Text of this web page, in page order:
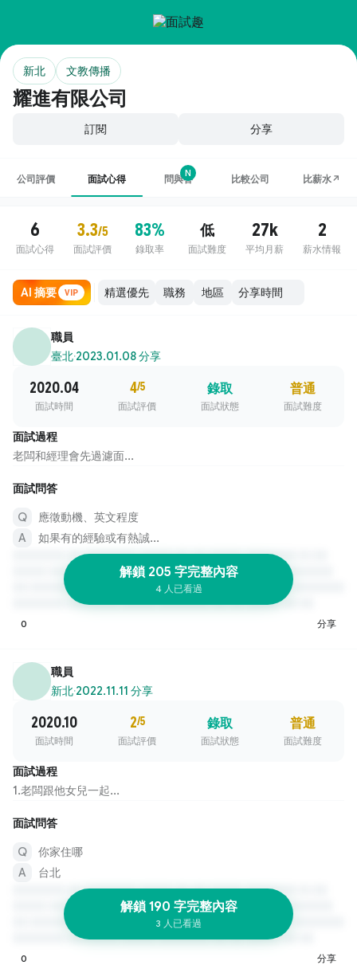
耀進有限公司
新北 文教傳播
訂閱 分享
公司評價 面試心得 問與答
N
比較公司 比薪水↗
6
面試心得
3.3/5
面試評價
83%
錄取率
低
面試難度
27k
平均月薪
2
薪水情報
AI 摘要 VIP 職務 地區
職員
臺北·2023.01.08 分享
2020.04
面試時間
4/5
面試評價
錄取
面試狀態
普通
面試難度
面試過程
老闆和經理會先過濾面...
面試問答
應徵動機、英文程度
如果有的經驗或有熱誠...
解鎖 205 字完整內容
4 人已看過
0 分享
職員
新北·2022.11.11 分享
2020.10
面試時間
2/5
面試評價
錄取
面試狀態
普通
面試難度
面試過程
1.老闆跟他女兒一起...
面試問答
你家住哪
台北
解鎖 190 字完整內容
3 人已看過
0 分享